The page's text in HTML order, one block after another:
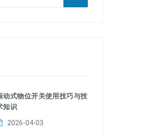
动式物位开关使用技巧与技
知识
2026-04-03